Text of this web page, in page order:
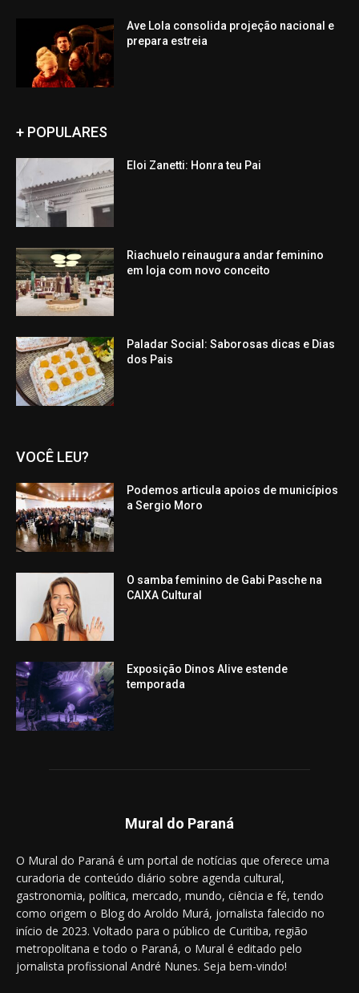
Ave Lola consolida projeção nacional e
prepara estreia
+ POPULARES
Eloi Zanetti: Honra teu Pai
Riachuelo reinaugura andar feminino
em loja com novo conceito
Paladar Social: Saborosas dicas e Dias
dos Pais
VOCÊ LEU?
Podemos articula apoios de municípios
a Sergio Moro
O samba feminino de Gabi Pasche na
CAIXA Cultural
Exposição Dinos Alive estende
temporada
Mural do Paraná
O Mural do Paraná é um portal de notícias que oferece uma
curadoria de conteúdo diário sobre agenda cultural,
gastronomia, política, mercado, mundo, ciência e fé, tendo
como origem o Blog do Aroldo Murá, jornalista falecido no
início de 2023. Voltado para o público de Curitiba, região
metropolitana e todo o Paraná, o Mural é editado pelo
jornalista profissional André Nunes. Seja bem-vindo!